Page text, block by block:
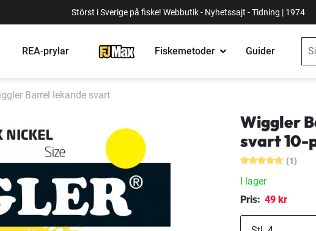
Störst i Sverige på fiske! Webbutik - Nyhetssajt - Tidning | 1974
REA-prylar Fiskemetoder Guider
Barrel lekande svart
Wiggler
svart 10-
(1)
I lager
Pris: 49 kr